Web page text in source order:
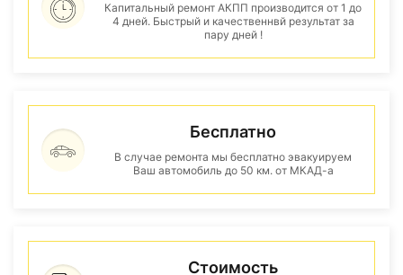
Капитальный ремонт АКПП производится от 1 до
4 дней. Быстрый и качественнвй результат за
пару дней !
Бесплатно
В случае ремонта мы бесплатно эвакуируем
Ваш автомобиль до 50 км. от МКАД-а
Стоимость